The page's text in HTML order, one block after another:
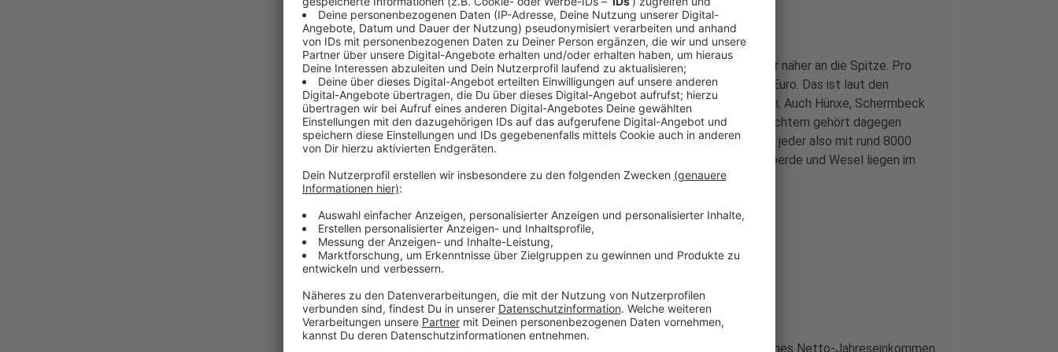
Anzeige
Die Sonsbecker klettern beim Einkommens-Ranking in NRW immer näher an die Spitze. Pro
Kopf liegt das Netto-Einkommen in Sonsbeck bei jährlich 26.600 Euro. Das ist laut den
Landesstatistikern Platz 34 von fast 400 Städten und Gemeinden. Auch Hünxe, Schermbeck
und Hamminkeln landen noch unter den Top 100. Zu den Schlusslichtern gehört dagegen
Kamp-Lintfort mit nur 18.500 Euro. Statistisch gesehen muss hier jeder also mit rund 8000
Euro weniger im Jahr auskommen als in Sonsbeck. Auch Moers, Voerde und Wesel liegen im
letzten Viertel des landesweiten Rankings.
Anzeige
Kreis Wesel liegt im Mittelfeld
Anzeige
Kreisweit hatten die Menschen zuletzt (2017) ein durchschnittliches Netto-Jahreseinkommen